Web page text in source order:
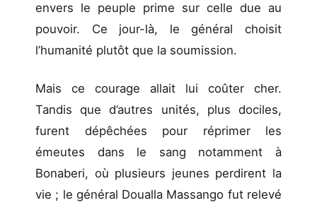
envers le peuple prime sur celle due au
pouvoir. Ce jour-là, le général choisit
l’humanité plutôt que la soumission.
Mais ce courage allait lui coûter cher.
Tandis que d’autres unités, plus dociles,
furent dépêchées pour réprimer les
émeutes dans le sang notamment à
Bonaberi, où plusieurs jeunes perdirent la
vie ; le général Doualla Massango fut relevé